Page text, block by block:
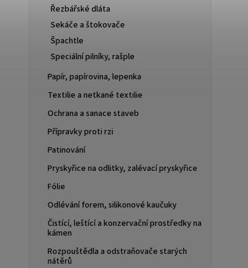
Řezbářské dláta
Sekáče a štokovače
Špachtle
Speciální pilníky, rašple
Papír, papírovina, lepenka
Textilie a netkané textilie
Ochrana a sanace staveb
Přípravky proti rzi
Patinování
Pryskyřice na odlitky, zalévací pryskyřice
Fólie
Odlévání forem, silikonové kaučuky
Čistící, leštící a konzervační prostředky na
kámen
Rozpouštědla a odstraňovače starých
nátěrů